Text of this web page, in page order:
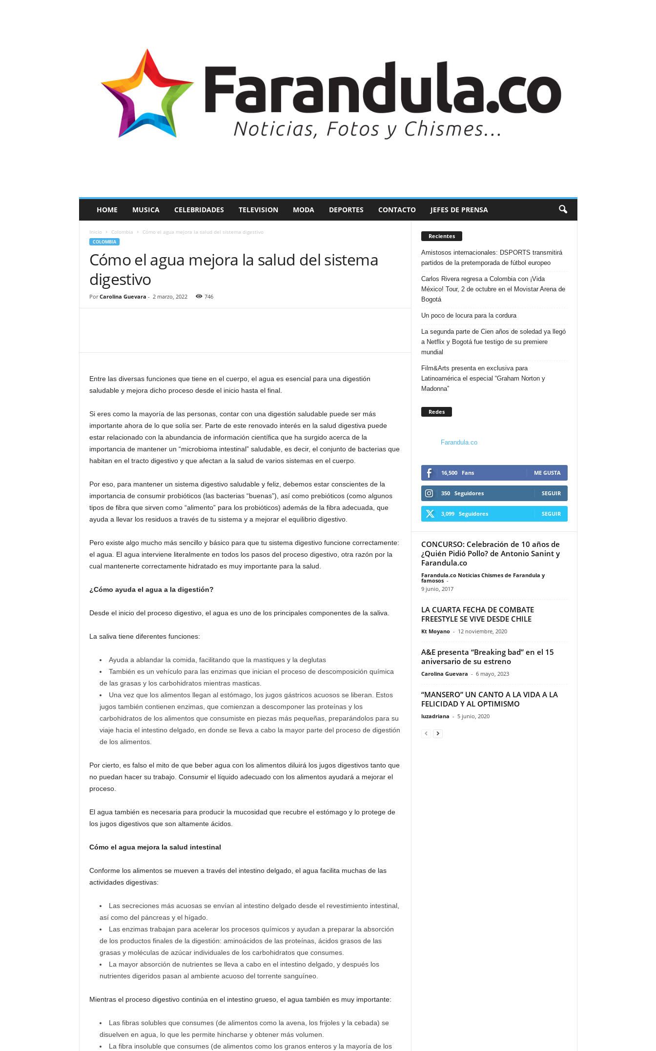
a
HOME MUSICA CELEBRIDADES TELEVISION MODA DEPORTES CONTACTO JEFES DE PRENSA
Inicio Colombia Cómo el agua mejora la salud del sistema digestivo
COLOMBIA
Cómo el agua mejora la salud del sistema
digestivo
Por Carolina Guevara - 2 marzo, 2022 746
Entre las diversas funciones que tiene en el cuerpo, el agua es esencial para una digestión
saludable y mejora dicho proceso desde el inicio hasta el final.
Si eres como la mayoría de las personas, contar con una digestión saludable puede ser más
importante ahora de lo que solía ser. Parte de este renovado interés en la salud digestiva puede
estar relacionado con la abundancia de información científica que ha surgido acerca de la
importancia de mantener un “microbioma intestinal” saludable, es decir, el conjunto de bacterias que
habitan en el tracto digestivo y que afectan a la salud de varios sistemas en el cuerpo.
Por eso, para mantener un sistema digestivo saludable y feliz, debemos estar conscientes de la
importancia de consumir probióticos (las bacterias “buenas”), así como prebióticos (como algunos
tipos de fibra que sirven como “alimento” para los probióticos) además de la fibra adecuada, que
ayuda a llevar los residuos a través de tu sistema y a mejorar el equilibrio digestivo.
Pero existe algo mucho más sencillo y básico para que tu sistema digestivo funcione correctamente:
el agua. El agua interviene literalmente en todos los pasos del proceso digestivo, otra razón por la
cual mantenerte correctamente hidratado es muy importante para la salud.
¿Cómo ayuda el agua a la digestión?
Desde el inicio del proceso digestivo, el agua es uno de los principales componentes de la saliva.
La saliva tiene diferentes funciones:
Ayuda a ablandar la comida, facilitando que la mastiques y la deglutas
También es un vehículo para las enzimas que inician el proceso de descomposición química
de las grasas y los carbohidratos mientras masticas.
Una vez que los alimentos llegan al estómago, los jugos gástricos acuosos se liberan. Estos
jugos también contienen enzimas, que comienzan a descomponer las proteínas y los
carbohidratos de los alimentos que consumiste en piezas más pequeñas, preparándolos para su
viaje hacia el intestino delgado, en donde se lleva a cabo la mayor parte del proceso de digestión
de los alimentos.
Por cierto, es falso el mito de que beber agua con los alimentos diluirá los jugos digestivos tanto que
no puedan hacer su trabajo. Consumir el líquido adecuado con los alimentos ayudará a mejorar el
proceso.
El agua también es necesaria para producir la mucosidad que recubre el estómago y lo protege de
los jugos digestivos que son altamente ácidos.
Cómo el agua mejora la salud intestinal
Conforme los alimentos se mueven a través del intestino delgado, el agua facilita muchas de las
actividades digestivas:
Las secreciones más acuosas se envían al intestino delgado desde el revestimiento intestinal,
así como del páncreas y el hígado.
Las enzimas trabajan para acelerar los procesos químicos y ayudan a preparar la absorción
de los productos finales de la digestión: aminoácidos de las proteínas, ácidos grasos de las
grasas y moléculas de azúcar individuales de los carbohidratos que consumes.
La mayor absorción de nutrientes se lleva a cabo en el intestino delgado, y después los
nutrientes digeridos pasan al ambiente acuoso del torrente sanguíneo.
Mientras el proceso digestivo continúa en el intestino grueso, el agua también es muy importante:
Las fibras solubles que consumes (de alimentos como la avena, los frijoles y la cebada) se
disuelven en agua, lo que les permite hincharse y obtener más volumen.
La fibra insoluble que consumes (de alimentos como los granos enteros y la mayoría de los
Recientes
Amistosos internacionales: DSPORTS transmitirá
partidos de la pretemporada de fútbol europeo
Carlos Rivera regresa a Colombia con ¡Vida
México! Tour, 2 de octubre en el Movistar Arena de
Bogotá
Un poco de locura para la cordura
La segunda parte de Cien años de soledad ya llegó
a Netflix y Bogotá fue testigo de su premiere
mundial
Film&Arts presenta en exclusiva para
Latinoamérica el especial “Graham Norton y
Madonna”
Redes
Farandula.co
16,500 Fans ME GUSTA
350 Seguidores SEGUIR
3,099 Seguidores SEGUIR
CONCURSO: Celebración de 10 años de
¿Quién Pidió Pollo? de Antonio Sanint y
Farandula.co
Farandula.co Noticias Chismes de Farandula y
famosos -
9 junio, 2017
LA CUARTA FECHA DE COMBATE
FREESTYLE SE VIVE DESDE CHILE
Kt Moyano - 12 noviembre, 2020
A&E presenta “Breaking bad” en el 15
aniversario de su estreno
Carolina Guevara - 6 mayo, 2023
“MANSERO” UN CANTO A LA VIDA A LA
FELICIDAD Y AL OPTIMISMO
luzadriana - 5 junio, 2020